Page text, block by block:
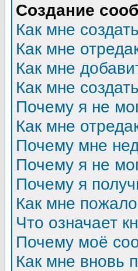
Создание
Как мне
Как мне
Как мне
Как мне
Почему я не
Как мне
Почему мне
Почему я не
Почему я
Как мне
Что означает
Почему моё
Как мне вновь